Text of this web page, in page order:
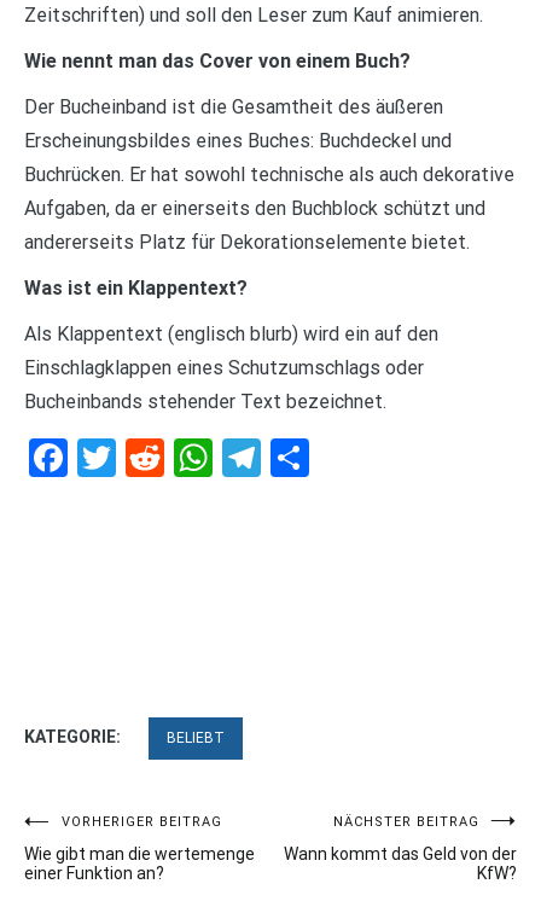
Zeitschriften) und soll den Leser zum Kauf animieren.
Wie nennt man das Cover von einem Buch?
Der Bucheinband ist die Gesamtheit des äußeren
Erscheinungsbildes eines Buches: Buchdeckel und
Buchrücken. Er hat sowohl technische als auch dekorative
Aufgaben, da er einerseits den Buchblock schützt und
andererseits Platz für Dekorationselemente bietet.
Was ist ein Klappentext?
Als Klappentext (englisch blurb) wird ein auf den
Einschlagklappen eines Schutzumschlags oder
Bucheinbands stehender Text bezeichnet.
Facebook
Twitter
RedditWhatsApp
Telegram
KATEGORIE: BELIEBT
Beitragsnavigation
VORHERIGER BEITRAG
Wie gibt man die wertemenge
einer Funktion an?
NÄCHSTER BEITRAG
Wann kommt das Geld von der
KfW?